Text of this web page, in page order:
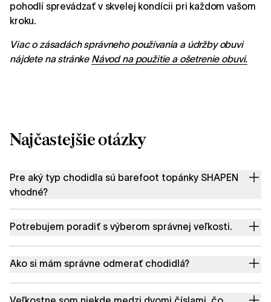
pohodlí sprevádzať v skvelej kondícii pri každom vašom
kroku.
Viac o zásadách správneho používania a údržby obuvi
nájdete na stránke Návod na použitie a ošetrenie obuvi.
Najčastejšie otázky
Pre aký typ chodidla sú barefoot topánky SHAPEN
vhodné?
Potrebujem poradiť s výberom správnej veľkosti.
Ako si mám správne odmerať chodidlá?